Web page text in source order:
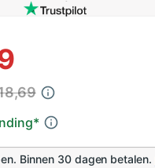
*
Binnen 30 dagen betalen.